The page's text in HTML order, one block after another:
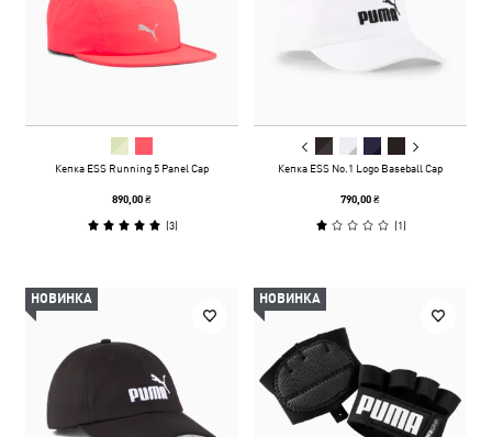
Кепка ESS Running 5 Panel Cap
890,00 ₴
(3)
Кепка ESS No.1 Logo Baseball Cap
790,00 ₴
(1)
НОВИНКА НОВИНКА